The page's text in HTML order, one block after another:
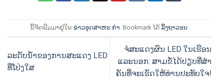
ນີ້ຈັດພີມມາຢູ່ໃນ ຂ່າວອຸດສາຫະ ກຳ. Bookmark ໄດ້ ລິ້ງຖາວອນ.
ລະດັບນ້ໍາຂອງການສະແດງ LED
ທີ່ໂປ່ງໃສ
ຈໍສະແດງຜົນ LED ໃນເຮືອນ
ແລະນອກ: ສາມຂໍ້ໄດ້ປຽບທີ່ສໍາ
ຄັນທີ່ຈະເຮັດໃຫ້ທ່ານປະທັບໃຈ!